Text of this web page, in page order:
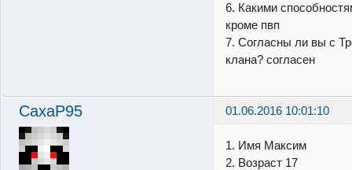
6. Какими
кроме пвп
7. Согласны ли вы с
клана? согласен
CaxaP95 01.06.2016 10:01:10
1. Имя Максим
2. Возраст 17